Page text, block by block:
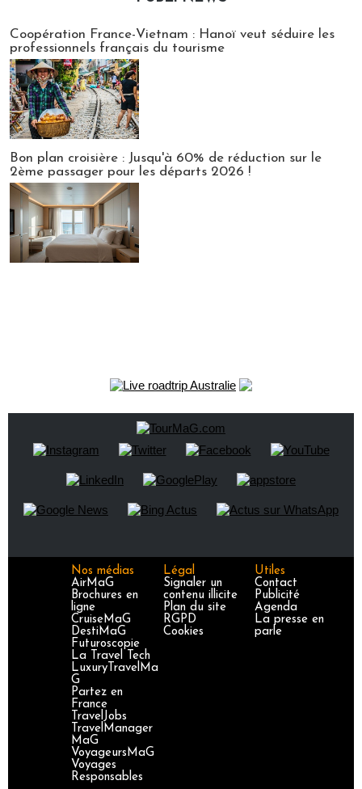
Coopération France-Vietnam : Hanoï veut séduire les
professionnels français du tourisme
Bon plan croisière : Jusqu'à 60% de réduction sur le
2ème passager pour les départs 2026 !
Nos médias
AirMaG
Brochures en
ligne
CruiseMaG
DestiMaG
Futuroscopie
La Travel Tech
LuxuryTravelMa
G
Partez en
France
TravelJobs
TravelManager
MaG
VoyageursMaG
Voyages
Responsables
Légal
Signaler un
contenu illicite
Plan du site
RGPD
Cookies
Utiles
Contact
Publicité
Agenda
La presse en
parle